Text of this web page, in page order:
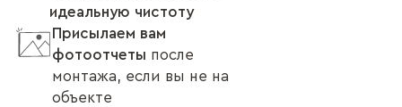
идеальную чистоту
Присылаем вам
фотоотчеты после
монтажа, если вы не на
объекте